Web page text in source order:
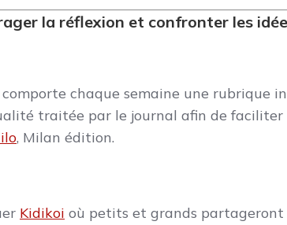
la réflexion et confronter les
comporte chaque semaine une rubrique
traitée par le journal afin de faciliter
, Milan édition.
Kidikoi où petits et grands